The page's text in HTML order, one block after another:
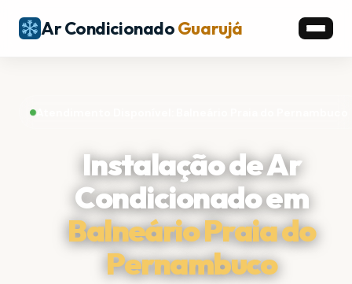
Ar CondicionadoGuarujá
Atendimento Disponível: Balneário Praia do Pernambuco
Instalação de Ar
Condicionado em
Balneário Praia do
Pernambuco